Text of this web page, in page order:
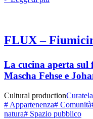
FLUX –
La cucina aperta sul
Mascha Fehse e
Cultural productionCuratela
# Appartenenza# Comunità
natura# Spazio pubblico